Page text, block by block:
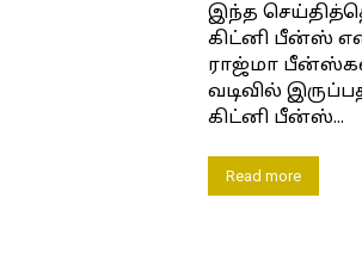
இந்த
கிட்னி பீன்ஸ்
ராஜ்மா
வடிவில்
கிட்னி பீன்ஸ்...
Read more